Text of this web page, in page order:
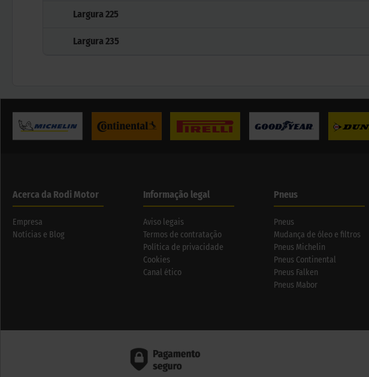
Largura 225
Largura 235
Acerca da Rodi Motor
Empresa
Notícias e Blog
Informação legal
Aviso legais
Termos de contratação
Política de privacidade
Cookies
Canal ético
Pneus
Pneus
Mudança de óleo e filtros
Pneus Michelin
Pneus Continental
Pneus Falken
Pneus Mabor